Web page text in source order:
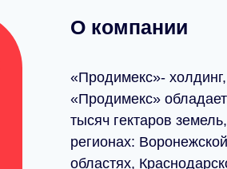
О компании
«Продимекс»-
«Продимекс»
тысяч гектаров
регионах:
областях,
20